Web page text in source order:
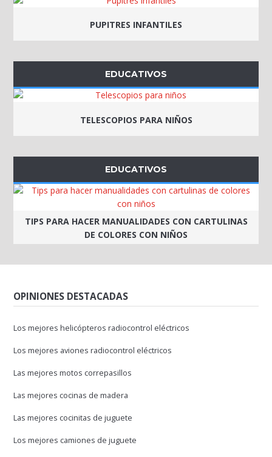
PUPITRES INFANTILES
EDUCATIVOS
TELESCOPIOS PARA NIÑOS
EDUCATIVOS
TIPS PARA HACER MANUALIDADES CON CARTULINAS
DE COLORES CON NIÑOS
OPINIONES DESTACADAS
Los mejores helicópteros radiocontrol eléctricos
Los mejores aviones radiocontrol eléctricos
Las mejores motos correpasillos
Las mejores cocinas de madera
Las mejores cocinitas de juguete
Los mejores camiones de juguete